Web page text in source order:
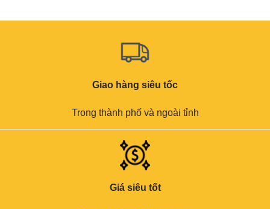
Giao hàng siêu tốc
Trong thành phố và ngoài tỉnh
Giá siêu tốt